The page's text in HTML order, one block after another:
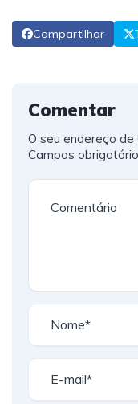
Compartilhar
Comentar
O seu endereço
Campos